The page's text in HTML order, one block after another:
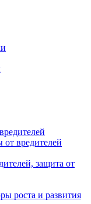
от вредителей
защита от
роста и развития